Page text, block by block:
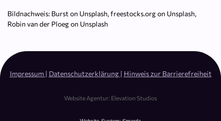
Bildnachweis: Burst on Unsplash, freestocks.org on Unsplash,
Robin van der Ploeg on Unsplash
Impressum | Datenschutzerklärung | Hinweis zur Barrierefreiheit
Website Agentur: Elevation Studios